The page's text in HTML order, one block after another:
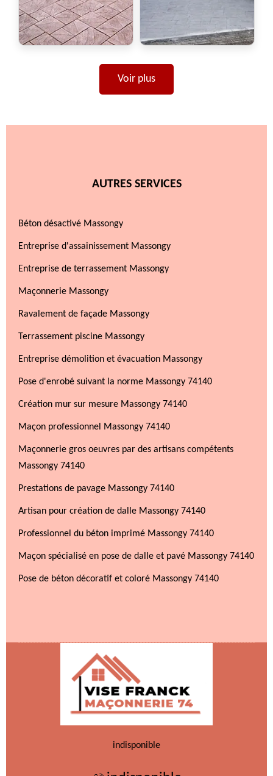
Voir plus
AUTRES SERVICES
Béton désactivé Massongy
Entreprise d'assainissement Massongy
Entreprise de terrassement Massongy
Maçonnerie Massongy
Ravalement de façade Massongy
Terrassement piscine Massongy
Entreprise démolition et évacuation Massongy
Pose d'enrobé suivant la norme Massongy 74140
Création mur sur mesure Massongy 74140
Maçon professionnel Massongy 74140
Maçonnerie gros oeuvres par des artisans compétents
Massongy 74140
Prestations de pavage Massongy 74140
Artisan pour création de dalle Massongy 74140
Professionnel du béton imprimé Massongy 74140
Maçon spécialisé en pose de dalle et pavé Massongy 74140
Pose de béton décoratif et coloré Massongy 74140
indisponible